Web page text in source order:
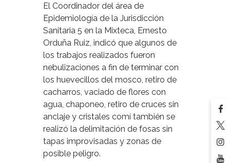
El Coordinador del área de
Epidemiología de la Jurisdicción
Sanitaria 5 en la Mixteca, Ernesto
Orduña Ruiz, indicó que algunos de
los trabajos realizados fueron
nebulizaciones a fin de terminar con
los huevecillos del mosco, retiro de
cacharros, vaciado de flores con
agua, chaponeo, retiro de cruces sin
anclaje y cristales comí también se
realizó la delimitación de fosas sin
tapas improvisadas y zonas de
posible peligro.